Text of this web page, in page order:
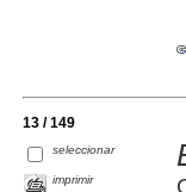
13 / 149
seleccionar
imprimir